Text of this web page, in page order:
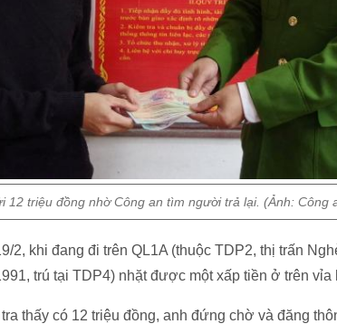
12 triệu đồng nhờ Công an tìm người trả lại. (Ảnh: Công
2, khi đang đi trên QL1A (thuộc TDP2, thị trấn
trú tại TDP4) nhặt được một xấp tiền ở trên vỉa
thấy có 12 triệu đồng, anh đứng chờ và đăng